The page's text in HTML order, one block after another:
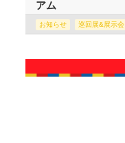
アム
お知らせ 巡回展&展示会